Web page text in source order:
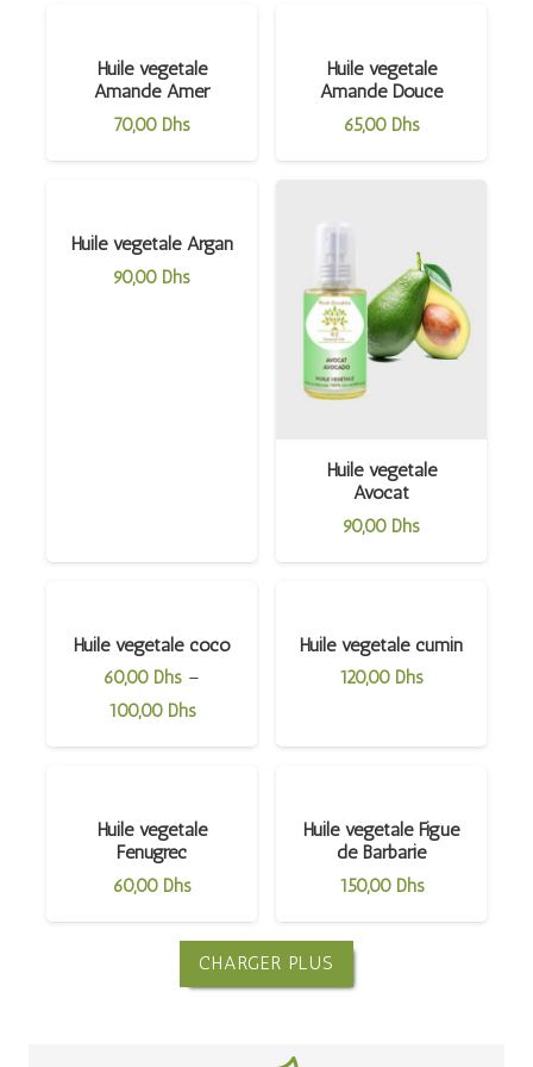
Huile végétale
Amande Amer
70,00 Dhs
Huile végétale
Amande Douce
65,00 Dhs
Huile végétale Argan
90,00 Dhs
Huile végétale
Avocat
90,00 Dhs
Huile végétale coco
60,00 Dhs –
100,00 Dhs
Huile végétale cumin
120,00 Dhs
Huile végétale
Fenugrec
60,00 Dhs
Huile végétale Figue
de Barbarie
150,00 Dhs
CHARGER PLUS